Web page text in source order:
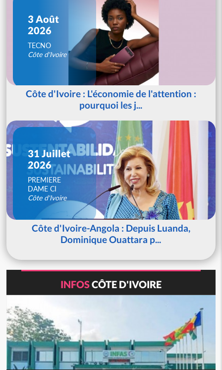
3 Août
2026
TECNO
Côte d'Ivoire
Côte d'Ivoire : L'économie de l'attention :
pourquoi les j...
31 Juillet
2026
PREMIERE
DAME CI
Côte d'Ivoire
Côte d'Ivoire-Angola : Depuis Luanda,
Dominique Ouattara p...
INFOSCÔTE D'IVOIRE